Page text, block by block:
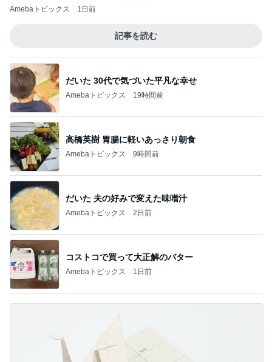
Amebaトピックス 1日前
記事を読む
だいた 30代で気づいた平凡な幸せ
Amebaトピックス 19時間前
高橋英樹 胃腸に軽いあっさり朝食
Amebaトピックス 9時間前
だいた 夫の好みで変えた味噌汁
Amebaトピックス 2日前
コストコで買って大正解のバター
Amebaトピックス 1日前